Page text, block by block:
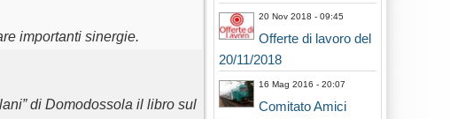
importanti sinergie.
di Domodossola il libro sul
20 Nov 2018 - 09:45
Offerte di lavoro del
20/11/2018
16 Mag 2016 - 20:07
Comitato Amici